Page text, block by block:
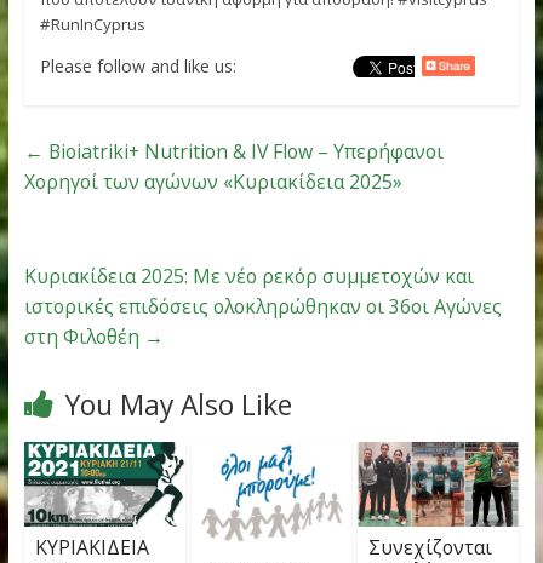
Σε κάθε ταξίδι σας, σάς περιμένει μια γνήσια εμπειρία της
ζωής των ντόπιων, αρκεί να αφεθείτε και να γιορτάσετε
τους στα πολυάριθμαφεστιβάλ και εκδηλώσεις του
που αποτελούν ιδανική αφορμή για απόδραση!
#RunInCyprus
Please follow and like us: